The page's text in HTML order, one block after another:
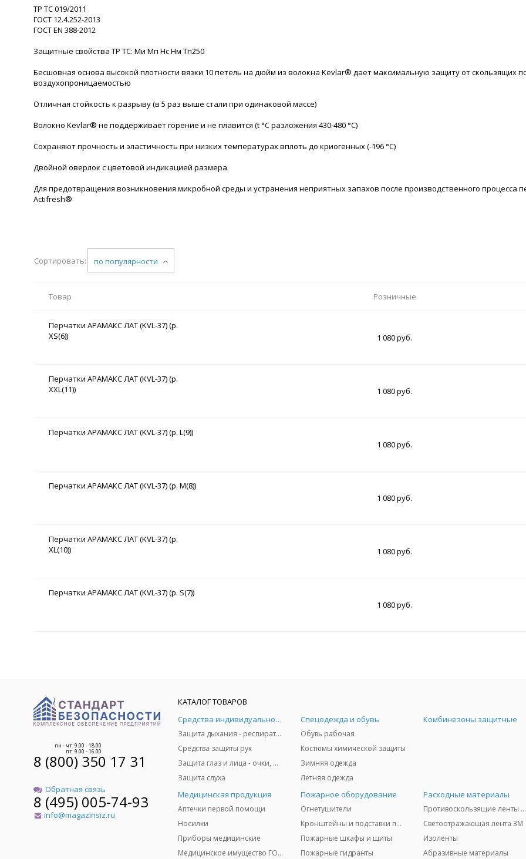
ТР ТС 019/2011
ГОСТ 12.4.252-2013
ГОСТ ЕN 388-2012
Защитные свойства ТР ТС: Ми Мп Нс Нм Тп250
Бесшовная основа высокой плотности вязки 10 петель на дюйм из волокна Kevlar® дает максимальную защиту от скользящих
воздухопроницаемостью
Отличная стойкость к разрыву (в 5 раз выше стали при одинаковой массе)
Волокно Kevlar® не поддерживает горение и не плавится (t °C разложения 430-480 °С)
Сохраняют прочность и эластичность при низких температурах вплоть до криогенных (-196 °С)
Двойной оверлок с цветовой индикацией размера
Для предотвращения возникновения микробной среды и устранения неприятных запахов после производственного
Actifresh®
Сортировать: по популярности
Товар Розничные
Перчатки АРАМАКС ЛАТ (KVL-37) (р.
XS(6))
1 080 руб.
Перчатки АРАМАКС ЛАТ (KVL-37) (р.
XXL(11))
1 080 руб.
Перчатки АРАМАКС ЛАТ (KVL-37) (р. L(9))
1 080 руб.
Перчатки АРАМАКС ЛАТ (KVL-37) (р. M(8))
1 080 руб.
Перчатки АРАМАКС ЛАТ (KVL-37) (р.
XL(10))
1 080 руб.
Перчатки АРАМАКС ЛАТ (KVL-37) (р. S(7))
1 080 руб.
пн - чт: 9.00 - 18.00
пт: 9.00 - 16.00
8 (800) 350 17 31
Обратная связь
8 (495) 005-74-93
info@magazinsiz.ru
КАТАЛОГ ТОВАРОВ
Средства индивидуальной защиты
Защита дыхания - респираторы, противогазы, фильтры, дозиметры
Средства защиты рук
Защита глаз и лица - очки, щитки
Защита слуха
Спецодежда и обувь
Обувь рабочая
Костюмы химической защиты
Зимняя одежда
Летняя одежда
Комбинезоны защитные
Медицинская продукция
Аптечки первой помощи
Носилки
Приборы медицинские
Медицинское имущество ГО и ЧС
Пожарное оборудование
Огнетушители
Кронштейны и подставки под огнетушители
Пожарные шкафы и щиты
Пожарные гидранты
Расходные материалы
Противоскользящие ленты 3М
Светоотражающая лента 3M
Изоленты
Абразивные материалы